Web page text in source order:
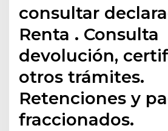
consultar
Renta . Consulta
devolución,
otros trámites.
Retenciones y
fraccionados.